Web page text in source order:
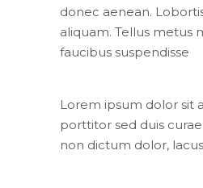
donec aenean.
aliquam. Tellus metus
faucibus suspendisse
Lorem ipsum dolor sit
porttitor sed duis
non dictum dolor,